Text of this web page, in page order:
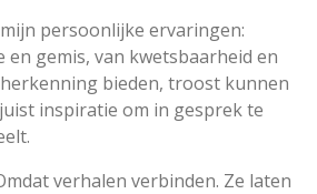
persoonlijke ervaringen:
en gemis, van kwetsbaarheid en
bieden, troost kunnen
inspiratie om in gesprek te
verhalen verbinden. Ze laten